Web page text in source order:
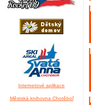
Internetové aplikace
Městská knihovna Chotěboř